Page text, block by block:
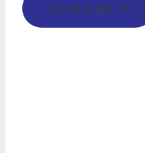
Lire la suite